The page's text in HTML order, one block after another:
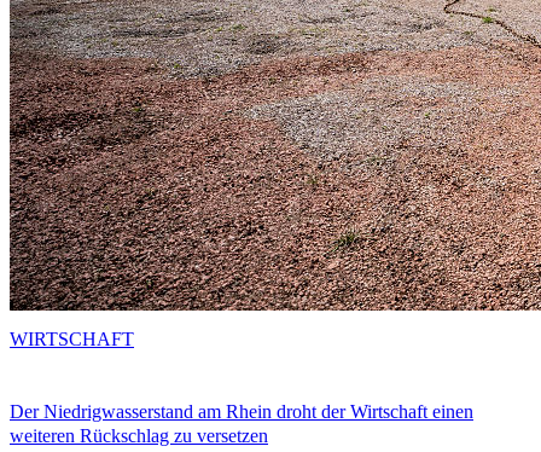
Der Niedrigwasserstand am Rhein droht der Wirtschaft einen
weiteren Rückschlag zu versetzen
WIRTSCHAFT